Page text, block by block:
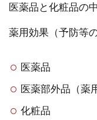
医薬品と化粧品の
薬用効果（予防等
医薬品
医薬部外品（薬
化粧品